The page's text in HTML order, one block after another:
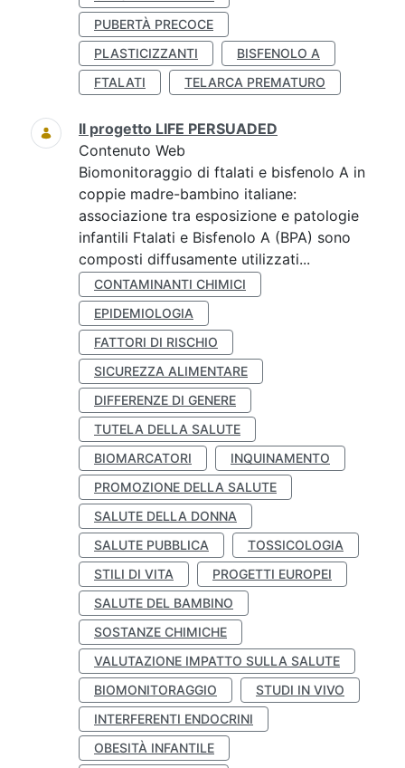
PUBERTÀ PRECOCE
PLASTICIZZANTI
BISFENOLO A
FTALATI
TELARCA PREMATURO
Il progetto LIFE PERSUADED
Contenuto Web
Biomonitoraggio di ftalati e bisfenolo A in
coppie madre-bambino italiane:
associazione tra esposizione e patologie
infantili Ftalati e Bisfenolo A (BPA) sono
composti diffusamente utilizzati...
CONTAMINANTI CHIMICI
EPIDEMIOLOGIA
FATTORI DI RISCHIO
SICUREZZA ALIMENTARE
DIFFERENZE DI GENERE
TUTELA DELLA SALUTE
BIOMARCATORI
INQUINAMENTO
PROMOZIONE DELLA SALUTE
SALUTE DELLA DONNA
SALUTE PUBBLICA
TOSSICOLOGIA
STILI DI VITA
PROGETTI EUROPEI
SALUTE DEL BAMBINO
SOSTANZE CHIMICHE
VALUTAZIONE IMPATTO SULLA SALUTE
BIOMONITORAGGIO
STUDI IN VIVO
INTERFERENTI ENDOCRINI
OBESITÀ INFANTILE